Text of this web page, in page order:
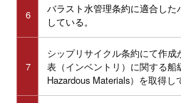
6
バラスト水管理条約に適合し
している。
7
シップリサイクル条約にて作
表（インベントリ）に関する
Hazardous Materials）を取得し